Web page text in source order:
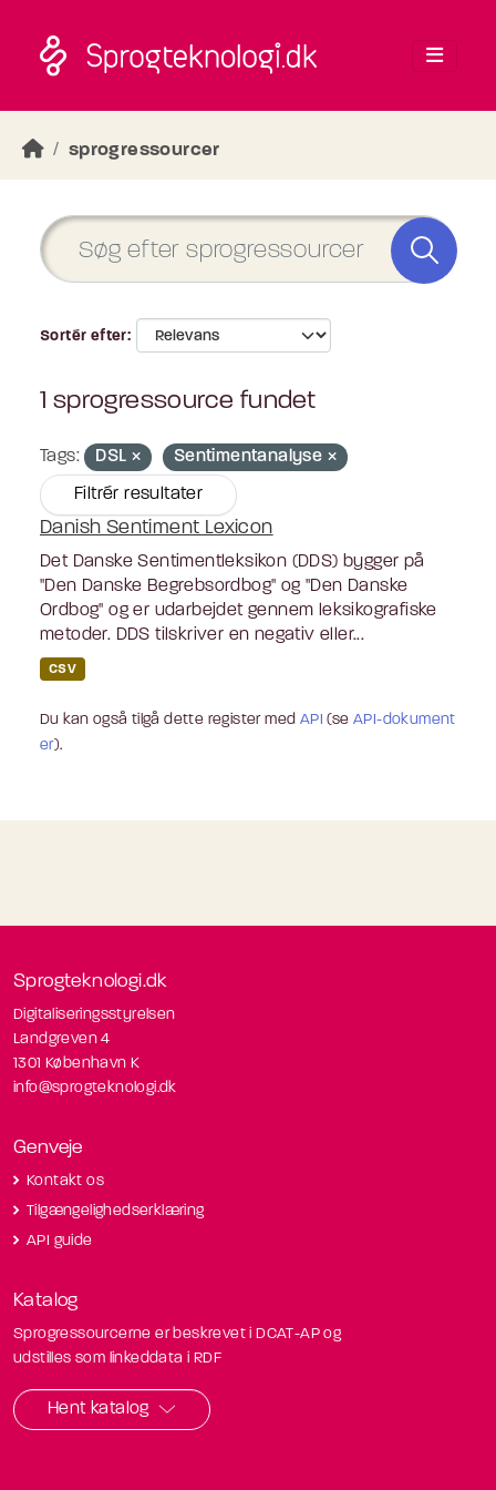
sprogressourcer
Sortér efter
1 sprogressource fundet
Tags: DSL Sentimentanalyse
Filtrér resultater
Danish Sentiment Lexicon
Det Danske Sentimentleksikon (DDS) bygger på
"Den Danske Begrebsordbog" og "Den Danske
Ordbog" og er udarbejdet gennem leksikografiske
metoder. DDS tilskriver en negativ eller...
CSV
Du kan også tilgå dette register med API (seAPI-dokument
er).
Sprogteknologi.dk
Digitaliseringsstyrelsen
Landgreven 4
1301 København K
info@sprogteknologi.dk
Genveje
Kontakt os
Tilgængelighedserklæring
API guide
Katalog
Sprogressourcerne er beskrevet i DCAT-AP og
udstilles som linkeddata i RDF
Hent katalog